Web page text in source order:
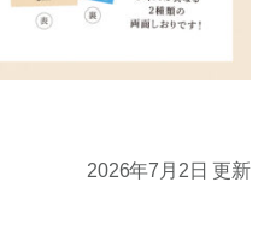
2026年7月2日 更新